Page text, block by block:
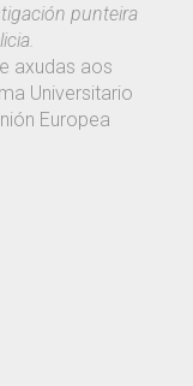
punteira
axudas aos
Universitario
Europea